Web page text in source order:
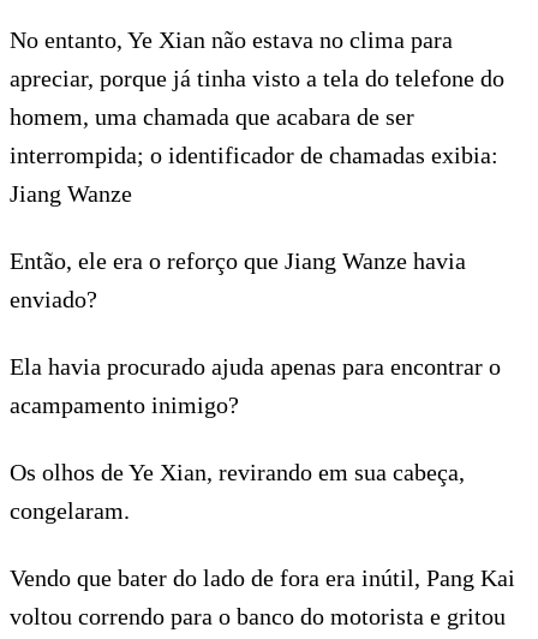
No entanto, Ye Xian não estava no clima para
apreciar, porque já tinha visto a tela do telefone do
homem, uma chamada que acabara de ser
interrompida; o identificador de chamadas exibia:
Jiang Wanze
Então, ele era o reforço que Jiang Wanze havia
enviado?
Ela havia procurado ajuda apenas para encontrar o
acampamento inimigo?
Os olhos de Ye Xian, revirando em sua cabeça,
congelaram.
Vendo que bater do lado de fora era inútil, Pang Kai
voltou correndo para o banco do motorista e gritou